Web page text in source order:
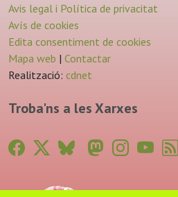
Avis legal i Política de privacitat
Avís de cookies
Edita consentiment de cookies
Mapa web | Contactar
Realització: cdnet
Troba'ns a les Xarxes